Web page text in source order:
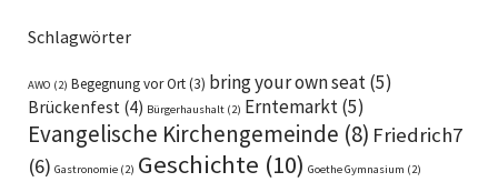
Schlagwörter
AWO (2) Begegnung vor Ort(3) bring your own seat(5)
Brückenfest (4) Bürgerhaushalt (2) Erntemarkt(5)
Evangelische Kirchengemeinde (8) Friedrich7
(6) Gastronomie (2) Geschichte (10) Goethe Gymnasium (2)